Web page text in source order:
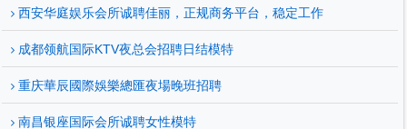
西安华庭娱乐会所诚聘佳丽，正规商务平台，稳定工作
成都领航国际KTV夜总会招聘日结模特
重庆華辰國際娛樂總匯夜場晚班招聘
南昌银座国际会所诚聘女性模特